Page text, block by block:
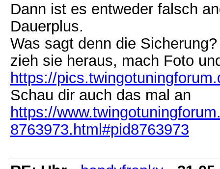
Dann ist es entweder falsch
Dauerplus.
Was sagt denn die Sicherung?
zieh sie heraus, mach Foto
https://
Schau dir auch das mal an
https://
8763973.html#pid8763973